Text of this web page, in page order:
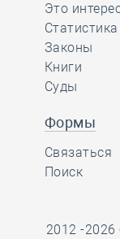
Это
Статистика
Законы
Книги
Суды
Формы
Связаться
Поиск
2012 -